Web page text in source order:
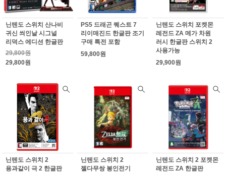
닌텐도 스위치 산나비
귀신 씌인날 시그널
리덕스 에디션 한글판
29,800원
29,800원
PS5 드래곤 퀘스트 7
리이매진드 한글판 조기
구매 특전 포함
59,800원
닌텐도 스위치 포켓몬
레전드 ZA 메가 차원
러시 한글판 스위치 2
사용가능
29,900원
닌텐도 스위치 2
용과같이 극 2 한글판
닌텐도 스위치 2
젤다무쌍 봉인전기
닌텐도 스위치 2 포켓몬
레전드 ZA 한글판